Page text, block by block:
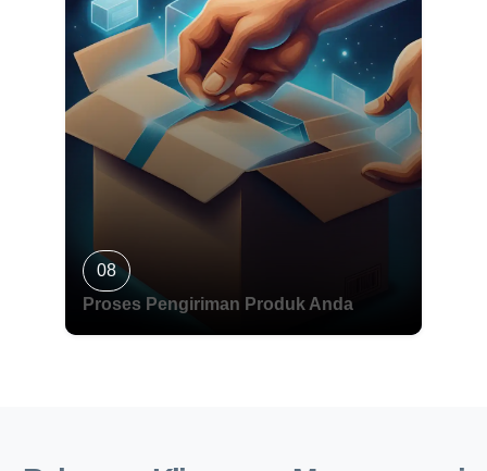
08
Proses Pengiriman Produk Anda